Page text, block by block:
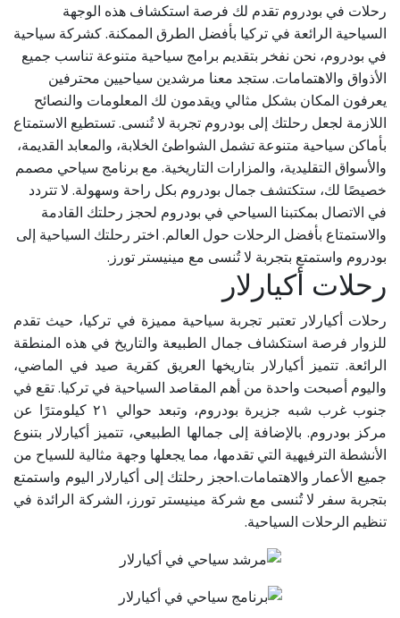
رحلات في بودروم تقدم لك فرصة استكشاف هذه الوجهة
السياحية الرائعة في تركيا بأفضل الطرق الممكنة. كشركة سياحية
في بودروم، نحن نفخر بتقديم برامج سياحية متنوعة تناسب جميع
الأذواق والاهتمامات. ستجد معنا مرشدين سياحيين محترفين
يعرفون المكان بشكل مثالي ويقدمون لك المعلومات والنصائح
اللازمة لجعل رحلتك إلى بودروم تجربة لا تُنسى. تستطيع الاستمتاع
بأماكن سياحية متنوعة تشمل الشواطئ الخلابة، والمعابد القديمة،
والأسواق التقليدية، والمزارات التاريخية. مع برنامج سياحي مصمم
خصيصًا لك، ستكتشف جمال بودروم بكل راحة وسهولة. لا تتردد
في الاتصال بمكتبنا السياحي في بودروم لحجز رحلتك القادمة
والاستمتاع بأفضل الرحلات حول العالم. اختر رحلتك السياحية إلى
بودروم واستمتع بتجربة لا تُنسى مع مينيستر تورز.
رحلات أكيارلار
رحلات أكيارلار تعتبر تجربة سياحية مميزة في تركيا، حيث تقدم
للزوار فرصة استكشاف جمال الطبيعة والتاريخ في هذه المنطقة
الرائعة. تتميز أكيارلار بتاريخها العريق كقرية صيد في الماضي،
واليوم أصبحت واحدة من أهم المقاصد السياحية في تركيا. تقع في
جنوب غرب شبه جزيرة بودروم، وتبعد حوالي ٢١ كيلومترًا عن
مركز بودروم. بالإضافة إلى جمالها الطبيعي، تتميز أكيارلار بتنوع
الأنشطة الترفيهية التي تقدمها، مما يجعلها وجهة مثالية للسياح من
جميع الأعمار والاهتمامات.احجز رحلتك إلى أكيارلار اليوم واستمتع
بتجربة سفر لا تُنسى مع شركة مينيستر تورز، الشركة الرائدة في
تنظيم الرحلات السياحية.